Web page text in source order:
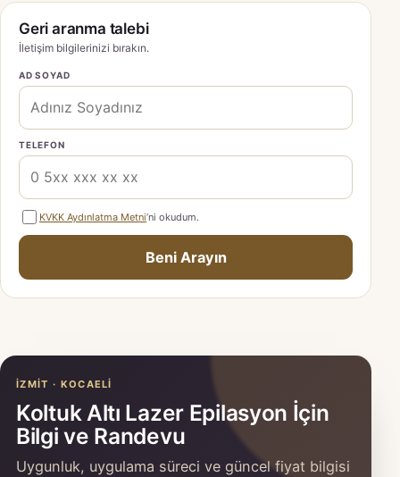
Geri aranma talebi
İletişim bilgilerinizi bırakın.
AD SOYAD
TELEFON
KVKK Aydınlatma Metni’ni okudum.
Beni Arayın
İZMIT · KOCAELI
Koltuk Altı Lazer Epilasyon İçin
Bilgi ve Randevu
Uygunluk, uygulama süreci ve güncel fiyat bilgisi